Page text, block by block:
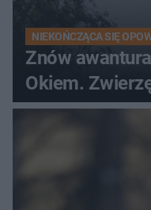
NIEKOŃCZĄCA SIĘ
Znów
Okiem.